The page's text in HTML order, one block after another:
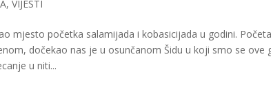
,VIJESTI
mjesto početka salamijada i kobasicijada u godini.
dočekao nas je u osunčanom Šidu u koji smo se
u niti...